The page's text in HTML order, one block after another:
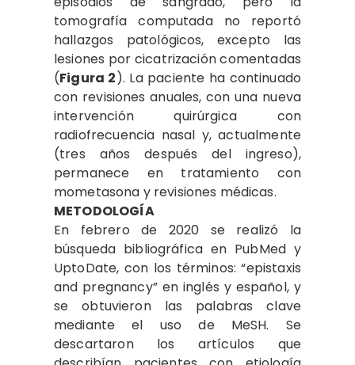
tomografía computada no reportó
hallazgos patológicos, excepto las
lesiones por cicatrización comentadas
(Figura 2). La paciente ha continuado
con revisiones anuales, con una nueva
intervención quirúrgica con
radiofrecuencia nasal y, actualmente
(tres años después del ingreso),
permanece en tratamiento con
mometasona y revisiones médicas.
METODOLOGÍA
En febrero de 2020 se realizó la
búsqueda bibliográfica en PubMed y
UptoDate, con los términos: “epistaxis
and pregnancy” en inglés y español, y
se obtuvieron las palabras clave
mediante el uso de MeSH. Se
descartaron los artículos que